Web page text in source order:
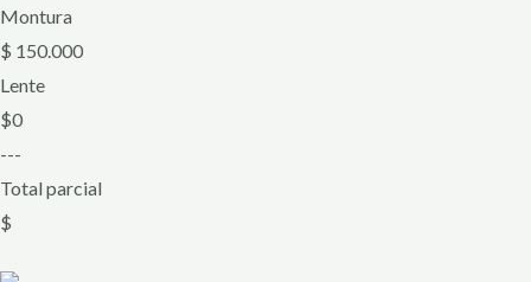
Montura
$ 150.000
Lente
$0
---
Total parcial
$